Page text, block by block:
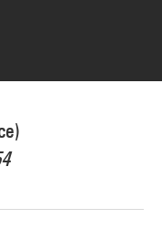
de la documentation